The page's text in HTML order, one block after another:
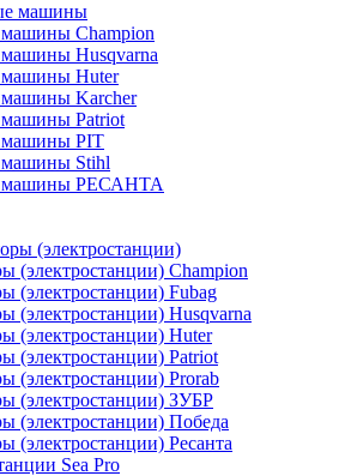
машины
Champion
Husqvarna
Huter
Karcher
Patriot
PIT
Stihl
машины РЕСАНТА
(электростанции)
(электростанции) Champion
(электростанции) Fubag
(электростанции) Husqvarna
(электростанции) Huter
(электростанции) Patriot
(электростанции) Prorab
(электростанции) ЗУБР
(электростанции) Победа
(электростанции) Ресанта
Sea Pro